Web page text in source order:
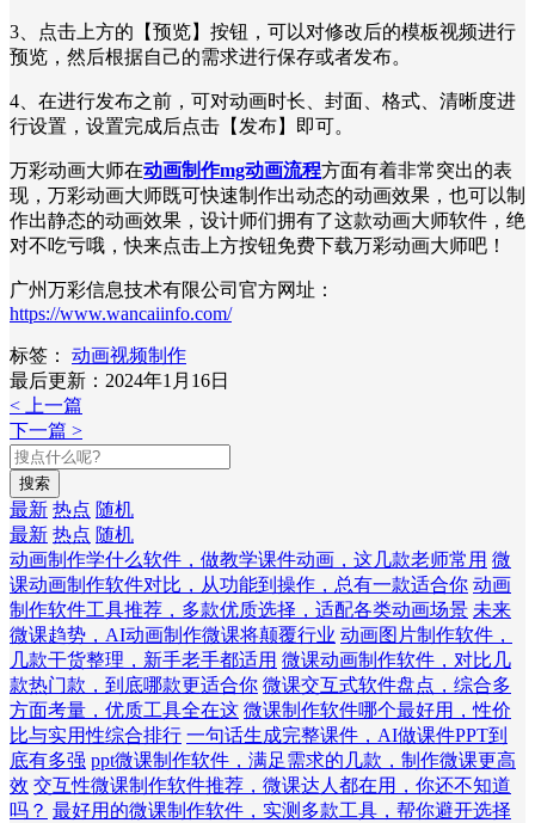
3、点击上方的【预览】按钮，可以对修改后的模板视频进行
预览，然后根据自己的需求进行保存或者发布。
4、在进行发布之前，可对动画时长、封面、格式、清晰度进
行设置，设置完成后点击【发布】即可。
万彩动画大师在动画制作mg动画流程方面有着非常突出的表
现，万彩动画大师既可快速制作出动态的动画效果，也可以制
作出静态的动画效果，设计师们拥有了这款动画大师软件，绝
对不吃亏哦，快来点击上方按钮免费下载万彩动画大师吧！
广州万彩信息技术有限公司官方网址：
https://www.wancaiinfo.com/
标签：
动画视频制作
最后更新：2024年1月16日
< 上一篇
下一篇 >
搜索
最新 热点 随机
最新 热点 随机
动画制作学什么软件，做教学课件动画，这几款老师常用 微
课动画制作软件对比，从功能到操作，总有一款适合你 动画
制作软件工具推荐，多款优质选择，适配各类动画场景 未来
微课趋势，AI动画制作微课将颠覆行业 动画图片制作软件，
几款干货整理，新手老手都适用 微课动画制作软件，对比几
款热门款，到底哪款更适合你 微课交互式软件盘点，综合多
方面考量，优质工具全在这 微课制作软件哪个最好用，性价
比与实用性综合排行 一句话生成完整课件，AI做课件PPT到
底有多强 ppt微课制作软件，满足需求的几款，制作微课更高
效 交互性微课制作软件推荐，微课达人都在用，你还不知道
吗？ 最好用的微课制作软件，实测多款工具，帮你避开选择